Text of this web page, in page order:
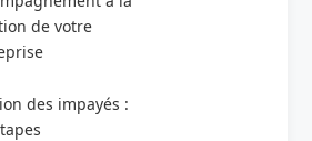
de votre
des impayés :